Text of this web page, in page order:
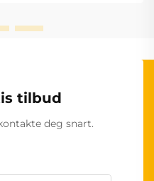
tilbud
deg snart.